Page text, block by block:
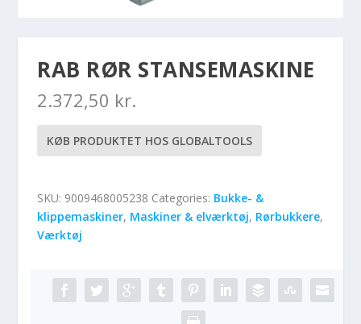
RAB RØR STANSEMASKINE
2.372,50 kr.
KØB PRODUKTET HOS GLOBALTOOLS
SKU: 9009468005238 Categories: Bukke- &
klippemaskiner, Maskiner & elværktøj, Rørbukkere,
Værktøj